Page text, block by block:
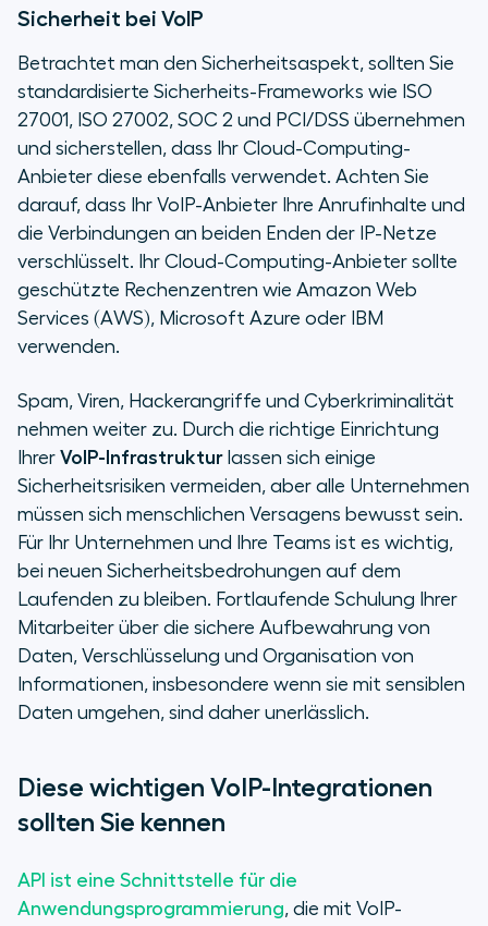
Sicherheit bei VoIP
Betrachtet man den Sicherheitsaspekt, sollten Sie
standardisierte Sicherheits-Frameworks wie ISO
27001, ISO 27002, SOC 2 und PCI/DSS übernehmen
und sicherstellen, dass Ihr Cloud-Computing-
Anbieter diese ebenfalls verwendet. Achten Sie
darauf, dass Ihr VoIP-Anbieter Ihre Anrufinhalte und
die Verbindungen an beiden Enden der IP-Netze
verschlüsselt. Ihr Cloud-Computing-Anbieter sollte
geschützte Rechenzentren wie Amazon Web
Services (AWS), Microsoft Azure oder IBM
verwenden.
Spam, Viren, Hackerangriffe und Cyberkriminalität
nehmen weiter zu. Durch die richtige Einrichtung
Ihrer VoIP-Infrastruktur lassen sich einige
Sicherheitsrisiken vermeiden, aber alle Unternehmen
müssen sich menschlichen Versagens bewusst sein.
Für Ihr Unternehmen und Ihre Teams ist es wichtig,
bei neuen Sicherheitsbedrohungen auf dem
Laufenden zu bleiben. Fortlaufende Schulung Ihrer
Mitarbeiter über die sichere Aufbewahrung von
Daten, Verschlüsselung und Organisation von
Informationen, insbesondere wenn sie mit sensiblen
Daten umgehen, sind daher unerlässlich.
Diese wichtigen VoIP-Integrationen
sollten Sie kennen
API ist eine Schnittstelle für die
Anwendungsprogrammierung, die mit VoIP-